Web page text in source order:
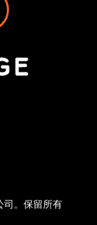
司。保留所有